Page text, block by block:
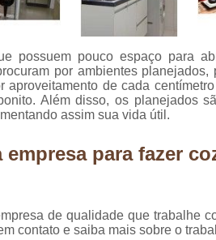
Raspagem
de pisos de
madeira
Restauração
de pisos de
madeira
possuem pouco espaço para
por ambientes
aproveitamento de cada
Além disso, os planejados
assim sua vida útil.
para fazer
de qualidade que trabalhe
contato e saiba mais sobre o